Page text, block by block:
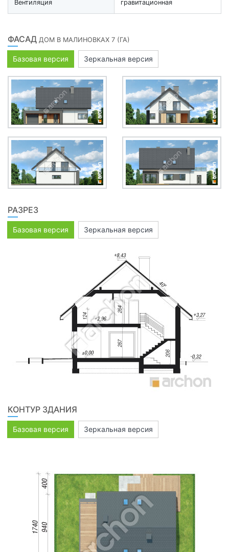
Вентиляция гравитационная
ФАСАД ДОМ В МАЛИНОВКАХ 7 (ГА)
Базовая версия Зеркальная версия
РАЗРЕЗ
Базовая версия Зеркальная версия
КОНТУР ЗДАНИЯ
Базовая версия Зеркальная версия